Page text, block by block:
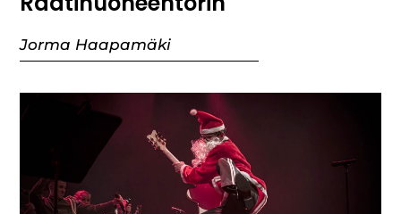
Jorma Haapamäki